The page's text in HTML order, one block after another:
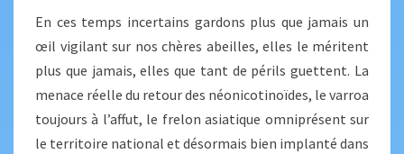
En ces temps incertains gardons plus que jamais un
œil vigilant sur nos chères abeilles, elles le méritent
plus que jamais, elles que tant de périls guettent. La
menace réelle du retour des néonicotinoïdes, le varroa
toujours à l’affut, le frelon asiatique omniprésent sur
le territoire national et désormais bien implanté dans